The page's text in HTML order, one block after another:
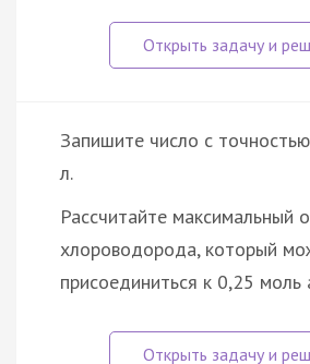
Запишите число с
л.
Рассчитайте максимальный
хлороводорода, который
присоединиться к 0,25 моль